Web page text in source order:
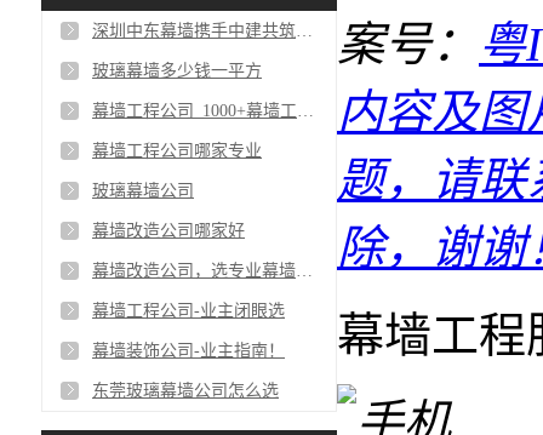
深圳中东幕墙携手中建共筑单元式幕墙工程_争创一流幕墙工程公司
玻璃幕墙多少钱一平方
幕墙工程公司_1000+幕墙工程客户案例
幕墙工程公司哪家专业
玻璃幕墙公司
幕墙改造公司哪家好
幕墙改造公司，选专业幕墙公司必看！
幕墙工程公司-业主闭眼选
幕墙装饰公司-业主指南！
东莞玻璃幕墙公司怎么选
案号： 粤
内容及
题，请联
除，谢谢
幕墙工程